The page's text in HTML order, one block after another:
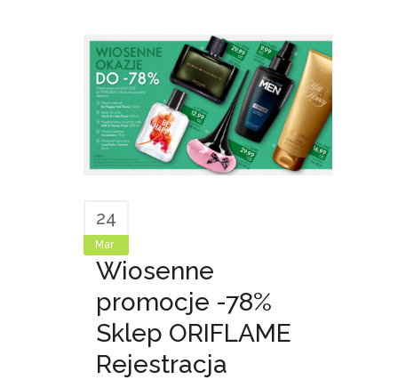
24
Mar
Wiosenne
promocje -78%
Sklep ORIFLAME
Rejestracja